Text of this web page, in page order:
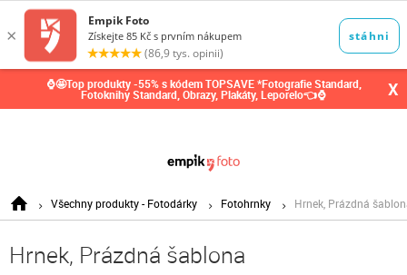
⌚🤩Top produkty -55% s kódem TOPSAVE *Fotografie Standard,
Fotoknihy Standard, Obrazy, Plakáty, Leporelo👈⌚ X
Všechny produkty - Fotodárky Fotohrnky Hrnek, Prázdná
Hrnek, Prázdná šablona